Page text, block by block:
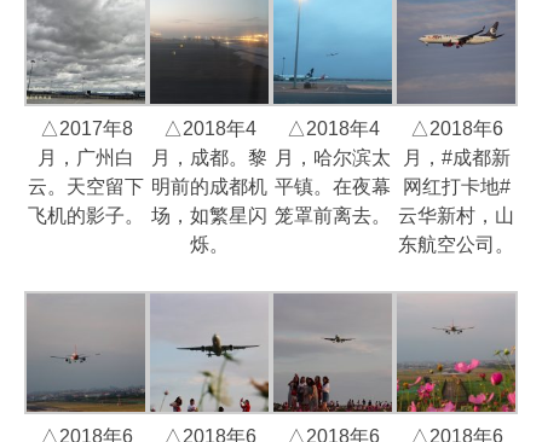
△2017年8
月，广州白
云。天空留下
飞机的影子。
△2018年4
月，成都。黎
明前的成都机
场，如繁星闪
烁。
△2018年4
月，哈尔滨太
平镇。在夜幕
笼罩前离去。
△2018年6
月，#成都新
网红打卡地#
云华新村，山
东航空公司。
△2018年6
△2018年6
△2018年6
△2018年6